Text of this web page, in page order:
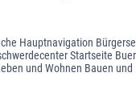
Hauptnavigation
Startseite
und Wohnen Bauen und